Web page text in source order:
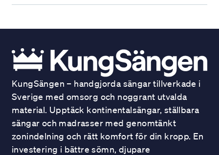
KungSängen – handgjorda sängar tillverkade i
Sverige med omsorg och noggrant utvalda
material. Upptäck kontinentalsängar, ställbara
sängar och madrasser med genomtänkt
zonindelning och rätt komfort för din kropp. En
investering i bättre sömn, djupare